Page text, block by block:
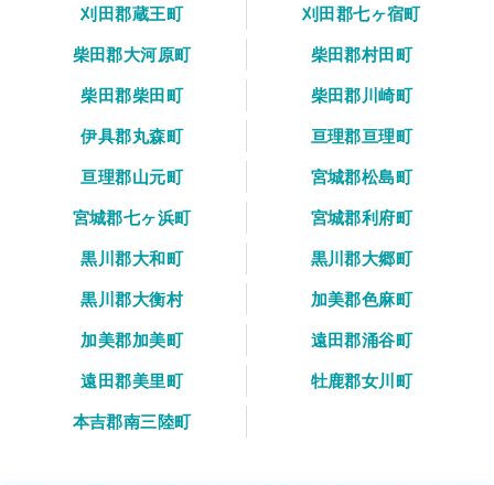
刈田郡蔵王町
刈田郡七ヶ宿町
柴田郡大河原町
柴田郡村田町
柴田郡柴田町
柴田郡川崎町
伊具郡丸森町
亘理郡亘理町
亘理郡山元町
宮城郡松島町
宮城郡七ヶ浜町
宮城郡利府町
黒川郡大和町
黒川郡大郷町
黒川郡大衡村
加美郡色麻町
加美郡加美町
遠田郡涌谷町
遠田郡美里町
牡鹿郡女川町
本吉郡南三陸町